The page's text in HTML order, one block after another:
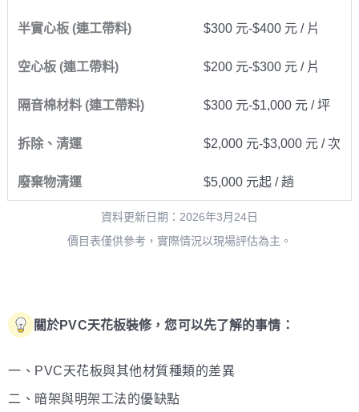
半實心板 (連工帶料) $300 元-$400 元 / 片
空心板 (連工帶料) $200 元-$300 元 / 片
隔音棉材料 (連工帶料) $300 元-$1,000 元 / 坪
拆除、清運 $2,000 元-$3,000 元 / 次
廢棄物清運 $5,000 元起 / 趟
資料更新日期：2026年3月24日
價目表僅供參考，實際情況以現場評估為主。
關於PVC天花板裝修，您可以先了解的事情：
一、PVC天花板與其他材質種類的差異
二、暗架與明架工法的優缺點